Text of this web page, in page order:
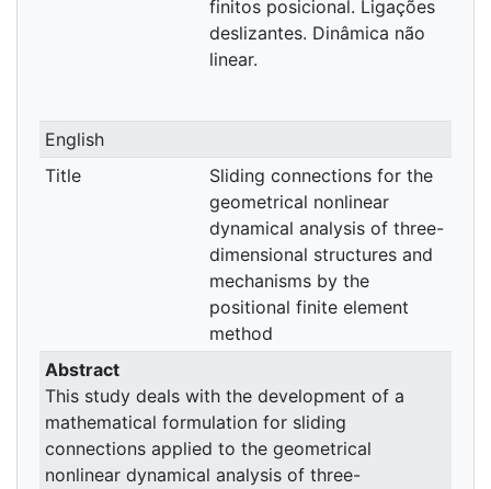
finitos posicional. Ligações
deslizantes. Dinâmica não
linear.
English
Title
Sliding connections for the
geometrical nonlinear
dynamical analysis of three-
dimensional structures and
mechanisms by the
positional finite element
method
Abstract
This study deals with the development of a
mathematical formulation for sliding
connections applied to the geometrical
nonlinear dynamical analysis of three-